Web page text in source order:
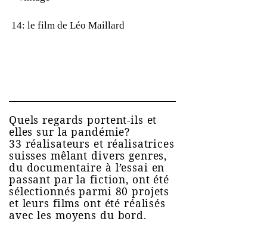
14: le film de Léo Maillard
Quels regards portent-ils et
elles sur la pandémie?
33 réalisateurs et réalisatrices
suisses mêlant divers genres,
du documentaire à l’essai en
passant par la fiction, ont été
sélectionnés parmi 80 projets
et leurs films ont été réalisés
avec les moyens du bord.